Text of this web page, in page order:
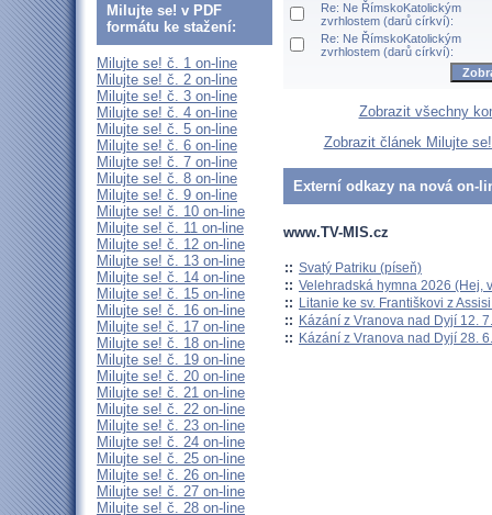
Milujte se! v PDF
formátu ke stažení:
Milujte se! č. 1 on-line
Milujte se! č. 2 on-line
Milujte se! č. 3 on-line
Milujte se! č. 4 on-line
Milujte se! č. 5 on-line
Milujte se! č. 6 on-line
Milujte se! č. 7 on-line
Milujte se! č. 8 on-line
Milujte se! č. 9 on-line
Milujte se! č. 10 on-line
Milujte se! č. 11 on-line
Milujte se! č. 12 on-line
Milujte se! č. 13 on-line
Milujte se! č. 14 on-line
Milujte se! č. 15 on-line
Milujte se! č. 16 on-line
Milujte se! č. 17 on-line
Milujte se! č. 18 on-line
Milujte se! č. 19 on-line
Milujte se! č. 20 on-line
Milujte se! č. 21 on-line
Milujte se! č. 22 on-line
Milujte se! č. 23 on-line
Milujte se! č. 24 on-line
Milujte se! č. 25 on-line
Milujte se! č. 26 on-line
Milujte se! č. 27 on-line
Milujte se! č. 28 on-line
Re: Ne ŘímskoKatolickým
zvrhlostem (darů církví):
Re: Ne ŘímskoKatolickým
zvrhlostem (darů církví):
Zobrazit všechny
Zobrazit článek Milujte
Externí odkazy na nová on-
www.TV-MIS.cz
:: Svatý Patriku (píseň)
:: Velehradská hymna 2026 (Hej,
:: Litanie ke sv. Františkovi z
:: Kázání z Vranova nad Dyjí 12.
:: Kázání z Vranova nad Dyjí 28.